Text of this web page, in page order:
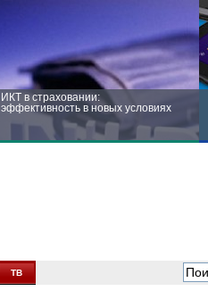
ИКТ в страховании:
эффективность в новых условиях
новых условиях
ТВ